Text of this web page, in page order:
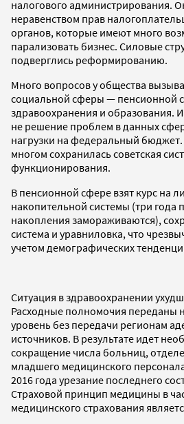
налогового администрирования.
неравенством прав
органов, которые имеют много
парализовать бизнес. Силовые
подверглись реформированию.
Много вопросов у общества
социальной сферы — пенсионной
здравоохранения и образования.
не решение проблем в данных
нагрузки на федеральный бюджет.
многом сохранилась советская
функционирования.
В пенсионной сфере взят курс на
накопительной системы (три года
накопления замораживаются),
система и уравниловка, что
учетом демографических
Ситуация в здравоохранении
Расходные полномочия переданы
уровень без передачи регионам
источников. В результате идет
сокращение числа больниц,
младшего медицинского
2016 года урезание последнего
Страховой принцип медицины в
медицинского страхования